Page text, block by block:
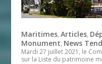
Maritimes,Articles,
Monument, News
Mardi 27 juillet 2021, le
sur la Liste du patrimoine